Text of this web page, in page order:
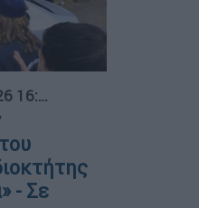
16:28
- Σε